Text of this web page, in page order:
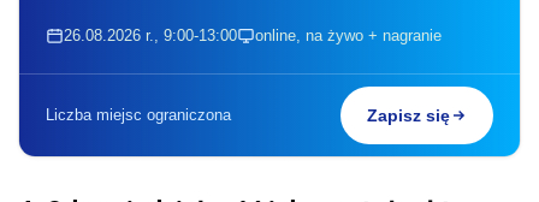
26.08.2026 r., 9:00-13:00 online, na żywo + nagranie
Liczba miejsc ograniczona Zapisz się